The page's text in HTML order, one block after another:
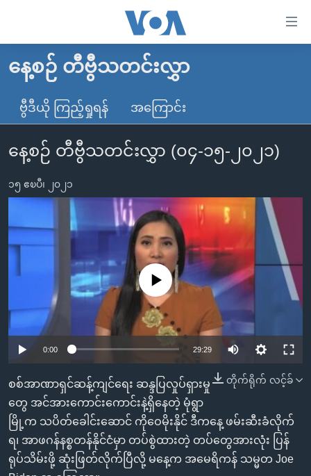
လွယ်ကူ
သည့်
များ
ပင်မ
အကြောင်းအရာ
အ
ညွန်း
စာမျက်နှာ
ကျော်
ကြည့်
ရန်
ရှာဖွေ
ရန်
မူလစာမျက်နှာ
မြန်မာ
ကမ္ဘာ့သတင်းများ
နိုင်ငံတကာ
တရုတ်
အစ္စရေး-ပါလက်စတိုင်း
ဗွီဒီယို
ရပ်ဝန်းတခု လမ်းတခု အလွန်
အင်္ဂလိပ်စာလေ့လာမယ်
အမေရိကန်သုံးအီဒီယံ
မကြေးမုံရဲ့ အင်္ဂလိပ်စာ
ရုပ်ရှင်ထဲက အင်္ဂလိပ်စာ
သုတပဒေသာ အင်္ဂလိပ်စာ
အပတ်စဉ်ကဏ္ဍများ
ရေဒီယိုနှင့်ရုပ်သံ အချက်အလက်များ
ရေဒီယို/တီဗွီအစီအစဉ်
Learning English
ဘာသာစကားများ
နေ့စဉ် တီဗွီသတင်းလွှာ
ဗွီဒီယို ကြည့်ရှုရန် အကြောင်း
နေ့စဉ် တီဗွီသတင်းလွှာ (၀၄-၁၅-၂၀၂၁)
၁၅ ဧၿပီ၊ ၂၀၂၁
No media source currently available
0:00 29:29
တိုက်ရိုက် လင့်ခ်
စစ်အာဏာရှင်ဆန့်ကျင်ရေး ဆန္ဒပြလှုပ်ရှားမှု
တွေ အင်အားကောင်းကောင်းနဲ့ရှိနေတဲ့ မုံရွာ
မြို့က သပိတ်ခေါင်းဆောင် ကိုဝေမိုးနိုင် ဒီကနေ့ ဖမ်းဆီးခံလိုက်
ရ၊ အာဖဂန်နစ္စတန်နိုင်ငံမှာ တပ်စွဲထားတဲ့ တပ်တွေအားလုံး ပြန်
ရုပ်သိမ်းဖို့ ဆုံးဖြတ်လိုက်ပြီလို့ မနေ့က အမေရိကန် သမ္မတ Joe